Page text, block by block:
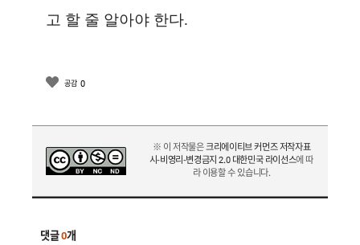
고 할 줄 알아야 한다.
공감 0
※ 이 저작물은크리에이티브 커먼즈 저작자표
시-비영리-변경금지 2.0 대한민국 라이선스에 따
라 이용할 수 있습니다.
댓글0개